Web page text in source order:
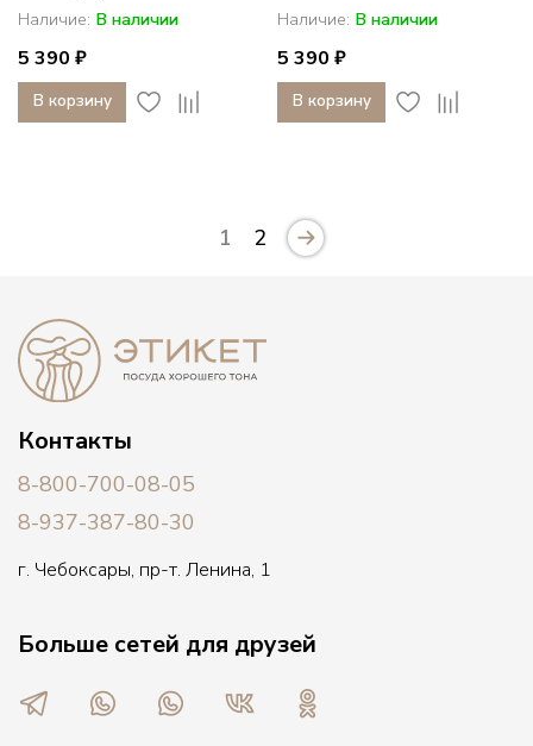
Наличие: В наличии
5 390 ₽
В корзину
Наличие: В наличии
5 390 ₽
В корзину
1 2
Контакты
8-800-700-08-05
8-937-387-80-30
г. Чебоксары, пр-т. Ленина, 1
Больше сетей для друзей